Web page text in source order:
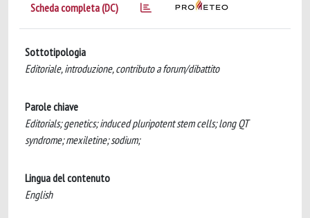
Scheda completa (DC)
Sottotipologia
Editoriale, introduzione, contributo a forum/dibattito
Parole chiave
Editorials; genetics; induced pluripotent stem cells; long QT
syndrome; mexiletine; sodium;
Lingua del contenuto
English